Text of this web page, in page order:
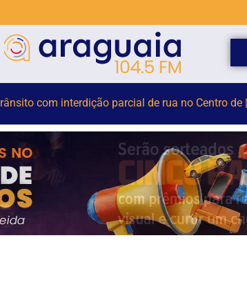
e Passeios Ciclísticos mobilizam Brusque